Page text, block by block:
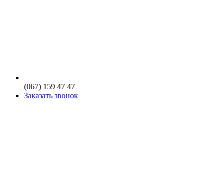
(067) 159 47 47
Заказать звонок